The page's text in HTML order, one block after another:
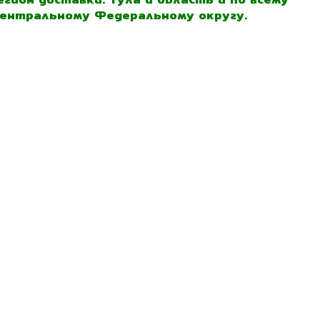
Федеральному округу.